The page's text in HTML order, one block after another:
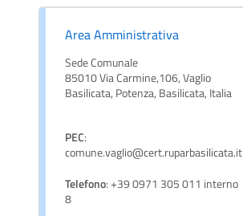
Area Amministrativa
Sede Comunale
85010 Via Carmine,106, Vaglio
Basilicata, Potenza, Basilicata, Italia
PEC:
comune.vaglio@cert.ruparbasilicata.it
Telefono: +39 0971 305 011 interno
8